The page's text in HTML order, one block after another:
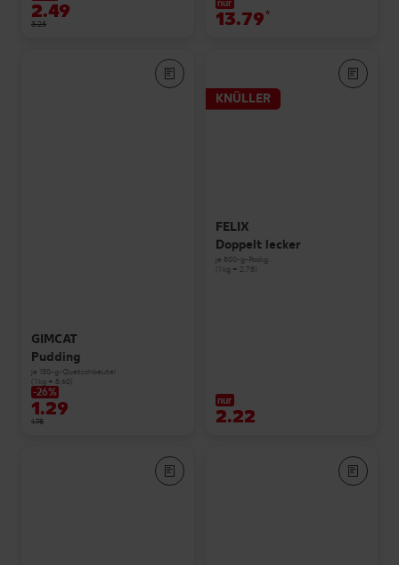
2.49
3.25
nur
13.79*
GIMCAT
Pudding
je 150-g-Quetschbeutel
(1 kg = 8.60)
-26%
1.29
1.75
KNÜLLER
FELIX
Doppelt lecker
je 800-g-Packg.
(1 kg = 2.78)
nur
2.22